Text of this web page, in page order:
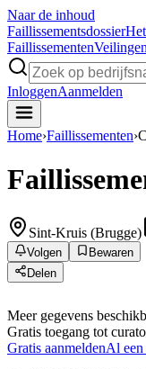
Naar de inhoud
Faillissementsdossier
FaillissementenVeilingen
InloggenAanmelden
Home›Faillissementen›
Sint-Kruis (Brugge)
Volgen
Bewaren
Delen
Meer gegevens
Gratis toegang tot
Gratis aanmeldenAl